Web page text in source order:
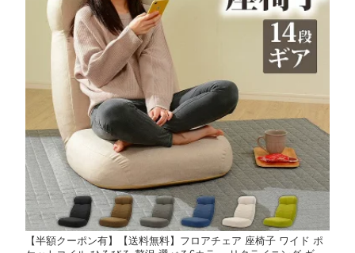
【半額クーポン有】【送料無料】フロアチェア 座椅子 ワイド ポ